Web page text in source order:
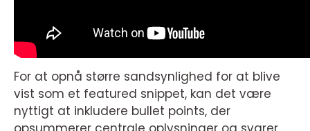
For at opnå større sandsynlighed for at blive
vist som et featured snippet, kan det være
nyttigt at inkludere bullet points, der